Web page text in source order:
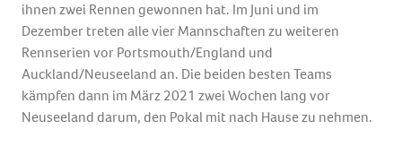
ihnen zwei Rennen gewonnen hat. Im Juni und im
Dezember treten alle vier Mannschaften zu weiteren
Rennserien vor Portsmouth/England und
Auckland/Neuseeland an. Die beiden besten Teams
kämpfen dann im März 2021 zwei Wochen lang vor
Neuseeland darum, den Pokal mit nach Hause zu nehmen.